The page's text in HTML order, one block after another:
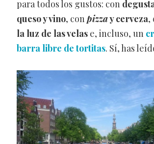
para todos los gustos: con
queso y vino, conpizzay cerveza,
la luz de las velase, incluso, un
barra libre de tortitas. Sí, has